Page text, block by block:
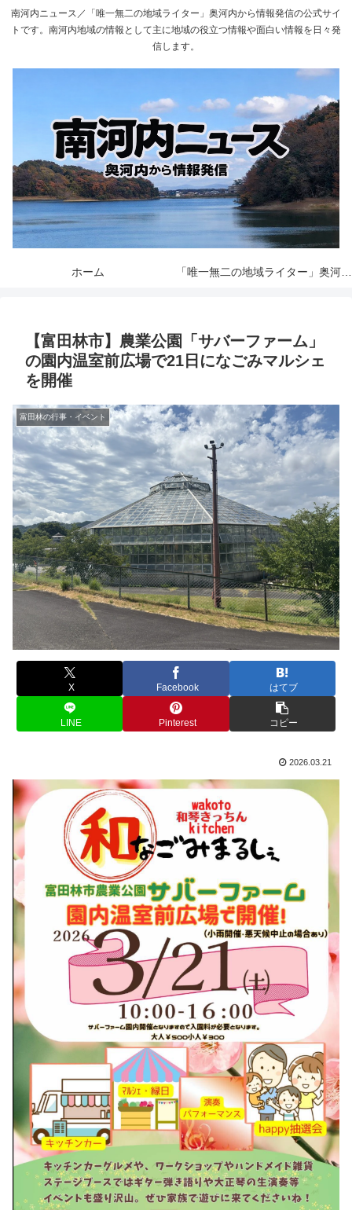
南河内ニュース／「唯一無二の地域ライター」奥河内から情報発信の公式サイ
トです。南河内地域の情報として主に地域の役立つ情報や面白い情報を日々発
信します。
ホーム
【富田林市】農業公園「サバーファーム」
の園内温室前広場で21日になごみマルシェ
を開催
富田林の行事・イベント
X Facebook はてブ
LINE Pinterest コピー
2026.03.21